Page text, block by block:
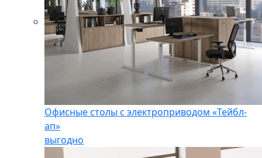
Офисные столы с электроприводом «Тейбл-
ап»
выгодно